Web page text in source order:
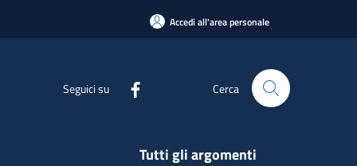
Accedi all'area personale
Seguici su Cerca
Tutti gli argomenti